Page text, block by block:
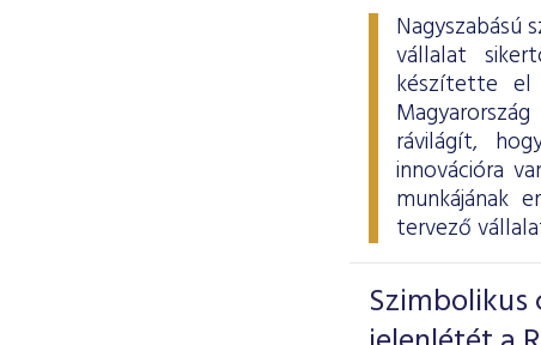
Nagyszabású
vállalat
készítette el
rávilágít,
innovációra
munkájának
tervező
Szimbolikus